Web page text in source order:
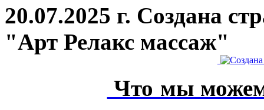
20.07.2025 г. Создана
"Арт Релакс массаж"
Что мы